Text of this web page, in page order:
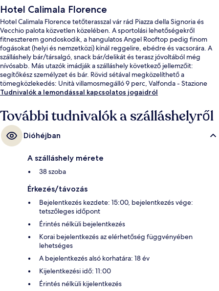
Hotel Calimala Florence
Hotel Calimala Florence tetőterasszal vár rád Piazza della Signoria és
Vecchio palota közvetlen közelében. A sportolási lehetőségekről
fitneszterem gondoskodik, a hangulatos Angel Rooftop pedig finom
fogásokat (helyi és nemzetközi) kínál reggelire, ebédre és vacsorára. A
szálláshely bár/társalgó, snack bár/delikát és terasz jóvoltából még
nívósabb. Más utazók imádják a szálláshely következő jellemzőit:
segítőkész személyzet és bár. Rövid sétával megközelíthető a
tömegközlekedés: Unità villamosmegálló 9 perc, Valfonda - Stazione
Santa Maria Novella villamosmegálló pedig 11 perc séta.
Tudnivalók a lemondással kapcsolatos jogaidról
További tudnivalók a szálláshelyről
Dióhéjban
A szálláshely mérete
38 szoba
Érkezés/távozás
Bejelentkezés kezdete: 15:00, bejelentkezés vége:
tetszőleges időpont
Érintés nélküli bejelentkezés
Korai bejelentkezés az elérhetőség függvényében
lehetséges
A bejelentkezés alsó korhatára: 18 év
Kijelentkezési idő: 11:00
Érintés nélküli kijelentkezés